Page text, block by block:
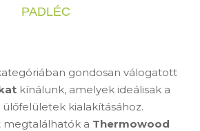
PADLÉC
gondosan válogatott
kínálunk, amelyek ideálisak a
kialakításához.
a Thermowood